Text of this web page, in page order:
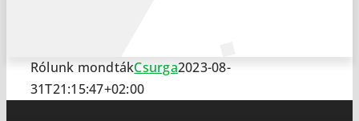
Rólunk mondtákCsurga2023-08-
31T21:15:47+02:00